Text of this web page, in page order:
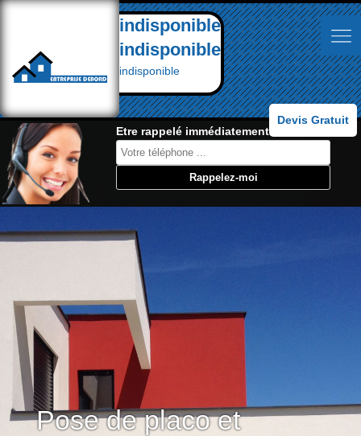
indisponible
indisponible
indisponible
Devis Gratuit
Etre rappelé immédiatement:
Pose de placo et